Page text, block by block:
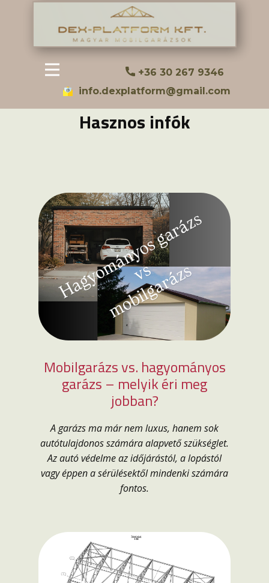
+36 30 267 9346
info.dexplatform@gmail.com
Hasznos infók
Mobilgarázs vs. hagyományos
garázs – melyik éri meg
jobban?
A garázs ma már nem luxus, hanem sok
autótulajdonos számára alapvető szükséglet.
Az autó védelme az időjárástól, a lopástól
vagy éppen a sérülésektől mindenki számára
fontos.